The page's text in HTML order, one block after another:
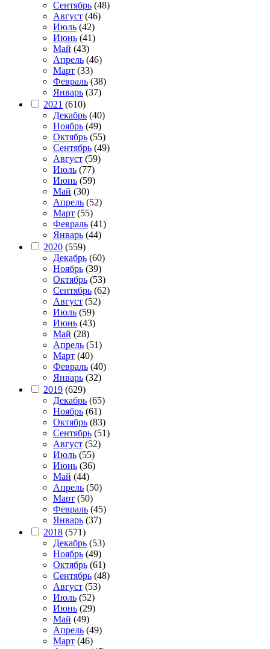
Сентябрь (48)
Август (46)
Июль (42)
Июнь (41)
Май (43)
Апрель (46)
Март (33)
Февраль (38)
Январь (37)
2021 (610)
Декабрь (40)
Ноябрь (49)
Октябрь (55)
Сентябрь (49)
Август (59)
Июль (77)
Июнь (59)
Май (30)
Апрель (52)
Март (55)
Февраль (41)
Январь (44)
2020 (559)
Декабрь (60)
Ноябрь (39)
Октябрь (53)
Сентябрь (62)
Август (52)
Июль (59)
Июнь (43)
Май (28)
Апрель (51)
Март (40)
Февраль (40)
Январь (32)
2019 (629)
Декабрь (65)
Ноябрь (61)
Октябрь (83)
Сентябрь (51)
Август (52)
Июль (55)
Июнь (36)
Май (44)
Апрель (50)
Март (50)
Февраль (45)
Январь (37)
2018 (571)
Декабрь (53)
Ноябрь (49)
Октябрь (61)
Сентябрь (48)
Август (53)
Июль (52)
Июнь (29)
Май (49)
Апрель (49)
Март (46)